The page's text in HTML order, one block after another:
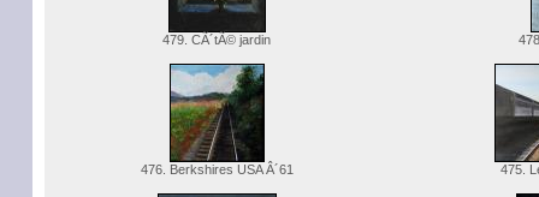
479. CÃ´tÃ© jardin
476. Berkshires USA Â´61 475.